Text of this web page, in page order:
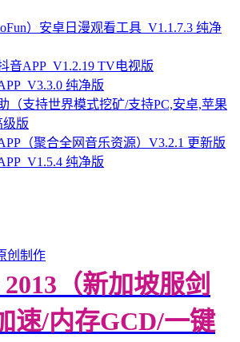
）安卓日漫观看工具_V1.1.7.3 纯净
音APP_V1.2.19 TV电视版
纯净版
（支持世界模式挖矿/支持PC,安卓,苹果
级版
（聚合全网音乐资源）V3.2.1 更新版
纯净版
创制作
（新加坡服剑
速/内存GCD/一键